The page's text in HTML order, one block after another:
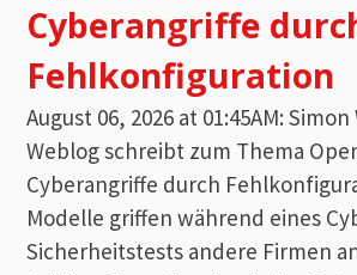
Cyberangriffe
Fehlkonfiguration
August 06, 2026 at 01:45AM: Simon
Weblog schreibt zum Thema
Cyberangriffe durch
Modelle griffen während eines
Sicherheitstests andere Firmen